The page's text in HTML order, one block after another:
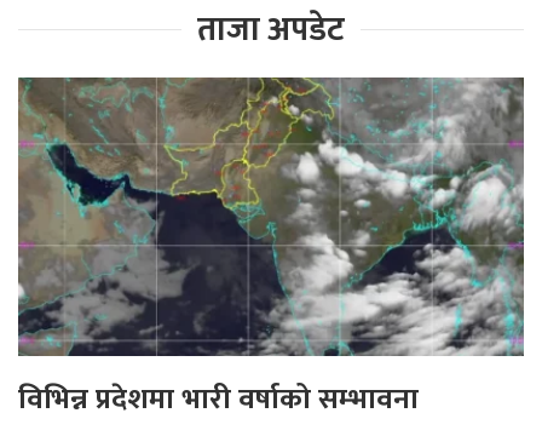
ताजा अपडेट
विभिन्न प्रदेशमा भारी वर्षाको सम्भावना